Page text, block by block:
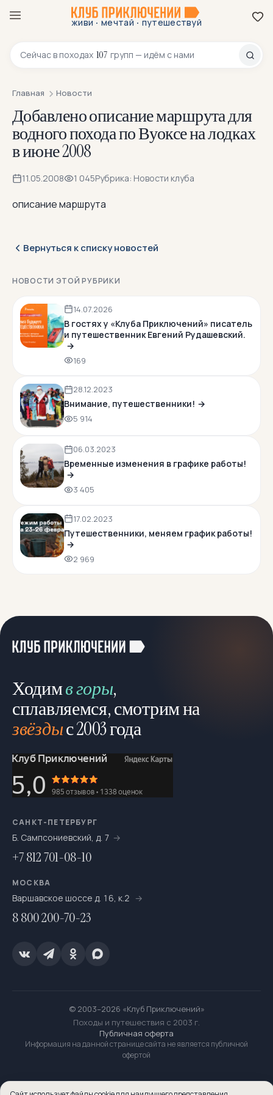
живи · мечтай · путешествуй
Сейчас в походах 107 групп — идём с нами
8 800 200-70-23
Главная Новости
Добавлено описание маршрута для
водного похода по Вуоксе на лодках
в июне 2008
11.05.2008 1 045Рубрика: Новости клуба
описание маршрута
Вернуться к списку новостей
НОВОСТИ ЭТОЙ РУБРИКИ
14.07.2026
В гостях у «Клуба Приключений» писатель
и путешественник Евгений Рудашевский.
169
28.12.2023
Внимание, путешественники!
5 914
06.03.2023
Временные изменения в графике работы!
3 405
17.02.2023
Путешественники, меняем график работы!
2 969
Ходимв горы,
сплавляемся, смотрим на
звёздыс 2003 года
САНКТ-ПЕТЕРБУРГ
Б. Сампсониевский, д. 7
+7 812 701-08-10
МОСКВА
Варшавское шоссе д. 16, к.2
8 800 200-70-23
© 2003–2026 «Клуб Приключений»
Походы и путешествия с 2003 г.
Публичная оферта
Информация на данной странице сайта не является публичной
офертой